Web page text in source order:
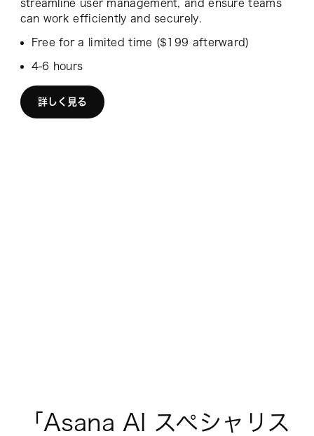
streamline user management, and ensure teams
can work efficiently and securely.
Free for a limited time ($199 afterward)
4-6 hours
詳しく見る
「Asana AI スペシャリス